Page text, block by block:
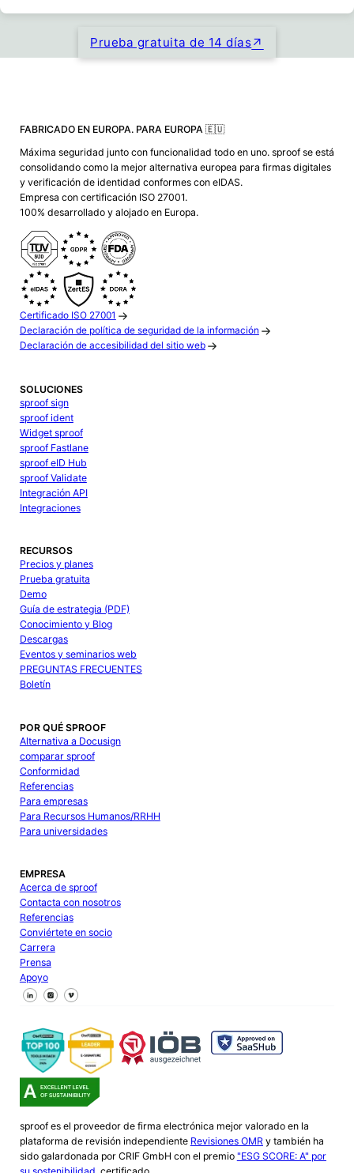
Prueba gratuita de 14 días
FABRICADO EN EUROPA. PARA EUROPA 🇪🇺
Máxima seguridad junto con funcionalidad todo en uno. sproof se está
consolidando como la mejor alternativa europea para firmas digitales
y verificación de identidad conformes con eIDAS.
Empresa con certificación ISO 27001.
100% desarrollado y alojado en Europa.
Certificado ISO 27001
Declaración de política de seguridad de la información
Declaración de accesibilidad del sitio web
SOLUCIONES
sproof sign
sproof ident
Widget sproof
sproof Fastlane
sproof eID Hub
sproof Validate
Integración API
Integraciones
RECURSOS
Precios y planes
Prueba gratuita
Demo
Guía de estrategia (PDF)
Conocimiento y Blog
Descargas
Eventos y seminarios web
PREGUNTAS FRECUENTES
Boletín
POR QUÉ SPROOF
Alternativa a Docusign
comparar sproof
Conformidad
Referencias
Para empresas
Para Recursos Humanos/RRHH
Para universidades
EMPRESA
Acerca de sproof
Contacta con nosotros
Referencias
Conviértete en socio
Carrera
Prensa
Apoyo
Síguenos en Facebook
Síguenos en X
Síguenos en LinkedIn
sproof es el proveedor de firma electrónica mejor valorado en la
plataforma de revisión independiente Revisiones OMRy también ha
sido galardonada por CRIF GmbH con el premio "ESG SCORE: A" por